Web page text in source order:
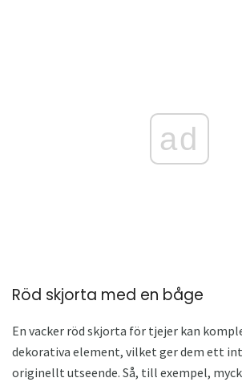
ad
Röd skjorta med en båge
En vacker röd skjorta för tjejer kan
dekorativa element, vilket ger dem ett
originellt utseende. Så, till exempel,